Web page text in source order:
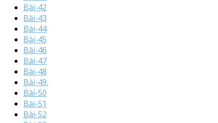
Bài-42
Bài-43
Bài-44
Bài-45
Bài-46
Bài-47
Bài-48
Bài-49.
Bài-50
Bài-51
Bài-52